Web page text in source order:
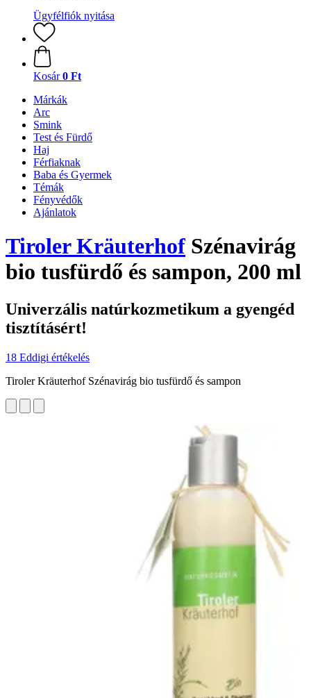
Ügyfélfiók nyitása
Kosár 0 Ft
Márkák
Arc
Smink
Test és Fürdő
Haj
Férfiaknak
Baba és Gyermek
Témák
Fényvédők
Ajánlatok
Tiroler Kräuterhof Szénavirág
bio tusfürdő és sampon, 200 ml
Univerzális natúrkozmetikum a gyengéd
tisztításért!
18 Eddigi értékelés
Tiroler Kräuterhof Szénavirág bio tusfürdő és sampon